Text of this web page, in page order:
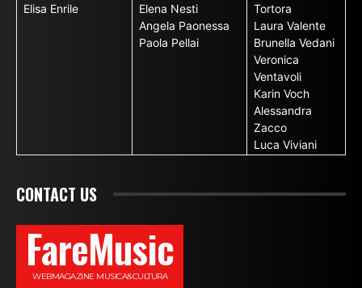
Elisa Enrile
Elena Nesti
Angela Paonessa
Paola Pellai
Tortora
Laura Valente
Brunella Vedani
Veronica
Ventavoli
Karin Voch
Alessandra
Zacco
Luca Viviani
CONTACT US
FareMusic
WEBMAGAZINE MUSICA&CULTURA